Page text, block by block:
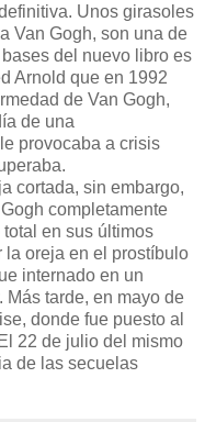
Unos girasoles
Van Gogh, son una de
del nuevo libro es
Arnold que en 1992
de Van Gogh,
de una
provocaba a crisis
cortada, sin embargo,
completamente
en sus últimos
la oreja en el prostíbulo
internado en un
Más tarde, en mayo de
donde fue puesto al
22 de julio del mismo
de las secuelas